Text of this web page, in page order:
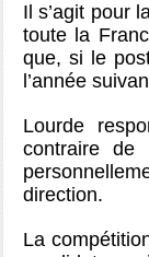
Il s’agit pour
toute la
que, si le
l’année
Lourde
contraire de
direction.
La